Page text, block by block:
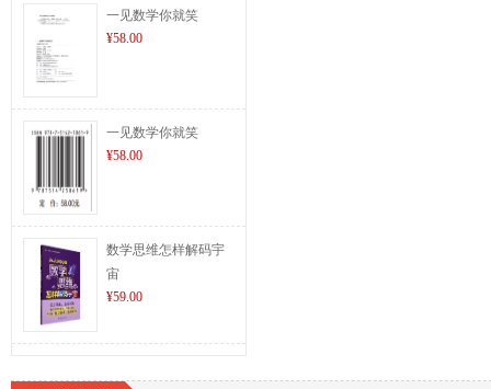
一见数学你就笑
¥58.00
一见数学你就笑
¥58.00
数学思维怎样解码宇
宙
¥59.00